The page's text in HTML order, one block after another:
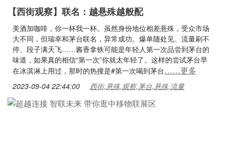
【西街观察】联名：越悬殊越般配
美酒加咖啡，你一杯我一杯。虽然身份地位相差悬殊，受众市场
大不同，但瑞幸和茅台联名，异常成功。爆单随处见、流量刷不
停、段子满天飞……酱香拿铁可能是年轻人第一次品尝到茅台的
味道，如果真的相信“第一次”你就太年轻了。这样的尝试茅台早
在冰淇淋上用过，那时的热搜是#第一次喝到茅台……更多
2023-09-04 22:44:00 西街,悬殊,观察,茅台,悬殊,流量